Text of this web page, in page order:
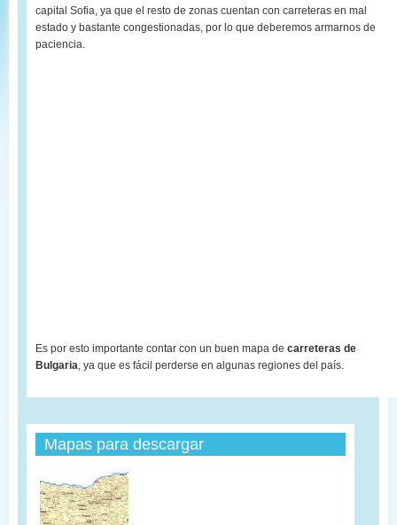
capital Sofia, ya que el resto de zonas cuentan con carreteras en mal
estado y bastante congestionadas, por lo que deberemos armarnos de
paciencia.
Es por esto importante contar con un buen mapa de carreteras de
Bulgaria, ya que es fácil perderse en algunas regiones del país.
Mapas para descargar